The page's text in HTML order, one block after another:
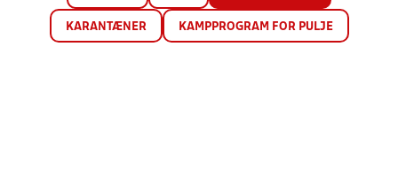
KARANTÆNER KAMPPROGRAM FOR PULJE